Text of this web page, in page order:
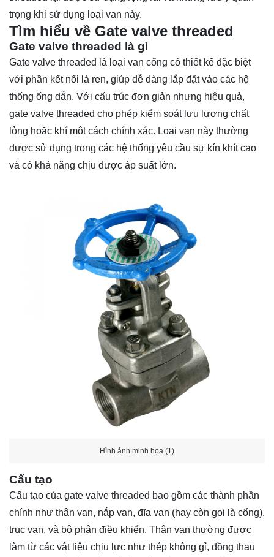
trọng khi sử dụng loại van này.
Tìm hiểu về Gate valve threaded
Gate valve threaded là gì
Gate valve threaded là loại van cổng có thiết kế đặc biệt
với phần kết nối là ren, giúp dễ dàng lắp đặt vào các hệ
thống ống dẫn. Với cấu trúc đơn giản nhưng hiệu quả,
gate valve threaded cho phép kiểm soát lưu lượng chất
lỏng hoặc khí một cách chính xác. Loại van này thường
được sử dụng trong các hệ thống yêu cầu sự kín khít cao
và có khả năng chịu được áp suất lớn.
Hình ảnh minh họa (1)
Cấu tạo
Cấu tạo của gate valve threaded bao gồm các thành phần
chính như thân van, nắp van, đĩa van (hay còn gọi là cổng),
trục van, và bộ phận điều khiển. Thân van thường được
làm từ các vật liệu chịu lực như thép không gỉ, đồng thau